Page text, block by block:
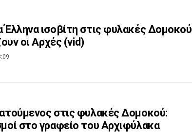
ισοβίτη στις φυλακές Δομοκού
οι Αρχές (vid)
στις φυλακές Δομοκού:
στο γραφείο του Αρχιφύλακα